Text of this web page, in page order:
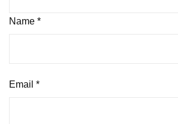
Name *
Email *